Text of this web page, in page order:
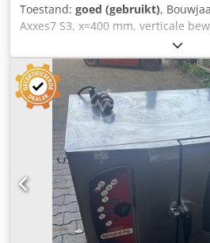
Toestand: goed (gebruikt),
Axxes7 S3, x=400 mm, verticale
horizontale beweging Z=1500 mm
2012 Aantal: 1 Prijs: € 11.500,00
Rainer Eckerle Credpozkkkrjfx Adwjf